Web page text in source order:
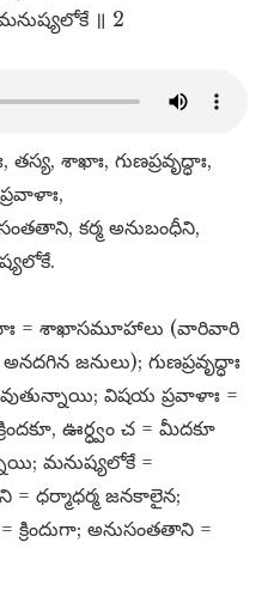
॥ 2
శాఖాః, గుణప్రవృద్ధాః,
కర్మ అనుబంధీని,
= శాఖాసమూహాలు (వారివారి
జనులు); గుణప్రవృద్ధాః
విషయ ప్రవాళాః =
ఊర్ధ్వం చ = మీదకూ
మనుష్యలోకే =
= ధర్మాధర్మ జనకాలైన;
అనుసంతతాని =